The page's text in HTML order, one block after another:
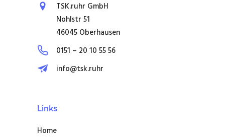
TSK.ruhr GmbH
Nohlstr 51
46045 Oberhausen
0151 – 20 10 55 56
info@tsk.ruhr
Links
Home